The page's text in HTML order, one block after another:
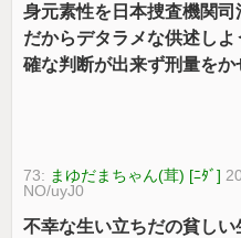
身元素性を日本捜査機関
だからデタラメな供述し
確な判断が出来ず刑量をか
73: まゆだまちゃん(茸) [ﾆﾀﾞ]
NO/uyJ0
不幸な生い立ちだの貧しい